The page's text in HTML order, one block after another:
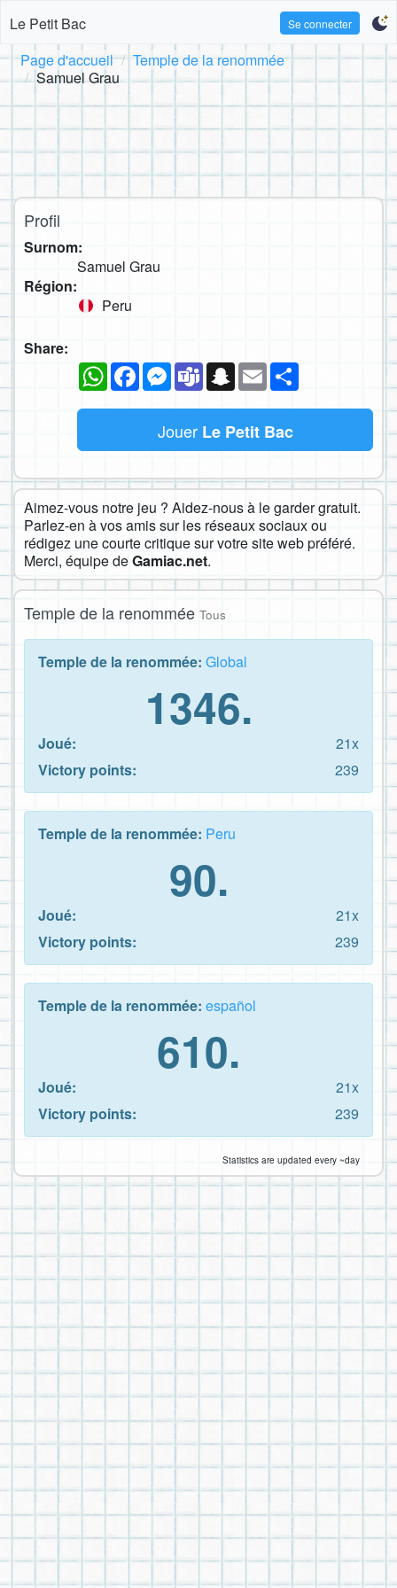
Le Petit Bac Se connecter
Page d'accueil
Temple de la renommée
Samuel Grau
Profil
Surnom:
Samuel Grau
Région:
Peru
Share:
WhatsAppFacebookMessenger
TeamsSnapchat
Email
Jouer Le Petit Bac
Aimez-vous notre jeu ? Aidez-nous à le garder gratuit.
Parlez-en à vos amis sur les réseaux sociaux ou
rédigez une courte critique sur votre site web préféré.
Merci, équipe deGamiac.net.
Temple de la renommée Tous
Temple de la renommée: Global
1346.
Joué:
21x
Victory points:
239
Temple de la renommée: Peru
90.
Joué:
21x
Victory points:
239
Temple de la renommée: español
610.
Joué:
21x
Victory points:
239
Statistics are updated every ~day